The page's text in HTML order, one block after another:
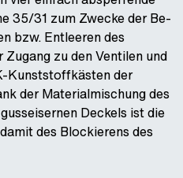
35/31 zum Zwecke der Be-
bzw. Entleeren des
zu den Ventilen und
Kunststoffkästen der
der Materialmischung des
Deckels ist die
des Blockierens des